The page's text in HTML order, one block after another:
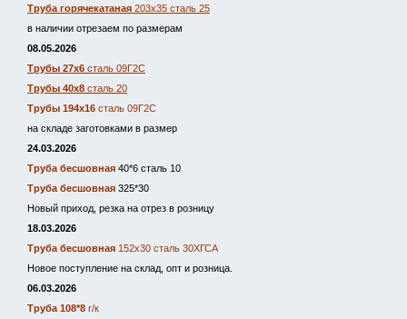
Труба горячекатаная 203х35 сталь 25
в наличии отрезаем по размерам
08.05.2026
Трубы 27х6 сталь 09Г2С
Трубы 40х8 сталь 20
Трубы 194х16 сталь 09Г2С
на складе заготовками в размер
24.03.2026
Труба бесшовная 40*6 сталь 10
Труба бесшовная 325*30
Новый приход, резка на отрез в розницу
18.03.2026
Труба бесшовная 152х30 сталь 30ХГСА
Новое поступление на склад, опт и розница.
06.03.2026
Труба 108*8 г/к